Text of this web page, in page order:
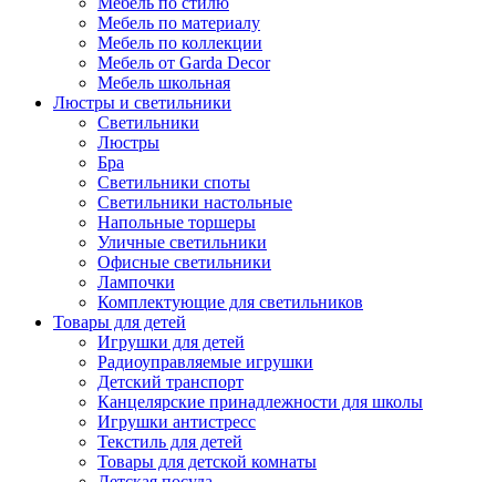
Мебель по материалу
Мебель по коллекции
Мебель от Garda Decor
Мебель школьная
Люстры и светильники
Светильники
Люстры
Бра
Светильники споты
Светильники настольные
Напольные торшеры
Уличные светильники
Офисные светильники
Лампочки
Комплектующие для светильников
Товары для детей
Игрушки для детей
Радиоуправляемые игрушки
Детский транспорт
Канцелярские принадлежности для школы
Игрушки антистресс
Текстиль для детей
Товары для детской комнаты